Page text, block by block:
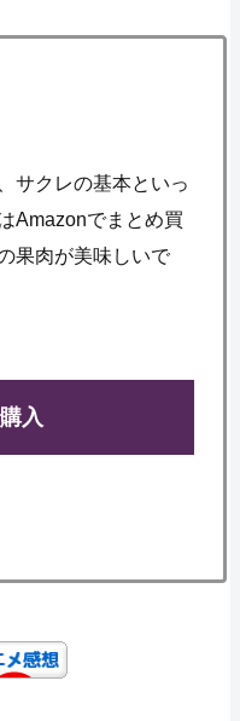
サクレの基本といっ
Amazonでまとめ買
果肉が美味しいで
入